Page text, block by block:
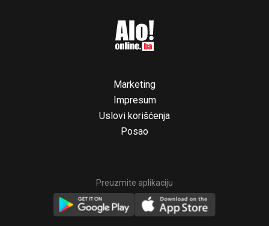
Marketing
Impresum
Uslovi korišćenja
Posao
Preuzmite aplikaciju